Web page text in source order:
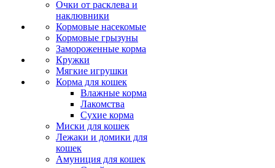
Очки от расклева и
наклювники
Кормовые насекомые
Кормовые грызуны
Замороженные корма
Кружки
Мягкие игрушки
Корма для кошек
Влажные корма
Лакомства
Сухие корма
Миски для кошек
Лежаки и домики для
кошек
Амуниция для кошек